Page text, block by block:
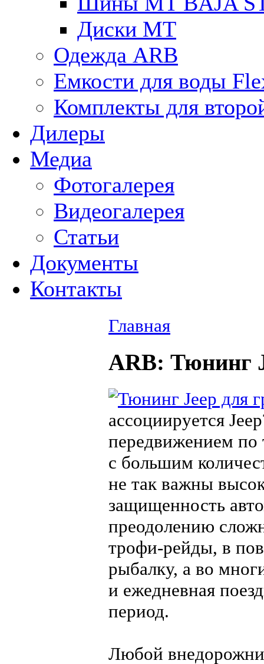
Диски MT
Одежда ARB
Емкости для воды
Комплекты для
Дилеры
Медиа
Фотогалерея
Видеогалерея
Статьи
Документы
Контакты
Главная
ARB: Тюнинг
ассоциируется
передвижением по
с большим
не так важны
защищенность
преодолению
трофи-рейды, в
рыбалку, а во
и ежедневная
период.
Любой